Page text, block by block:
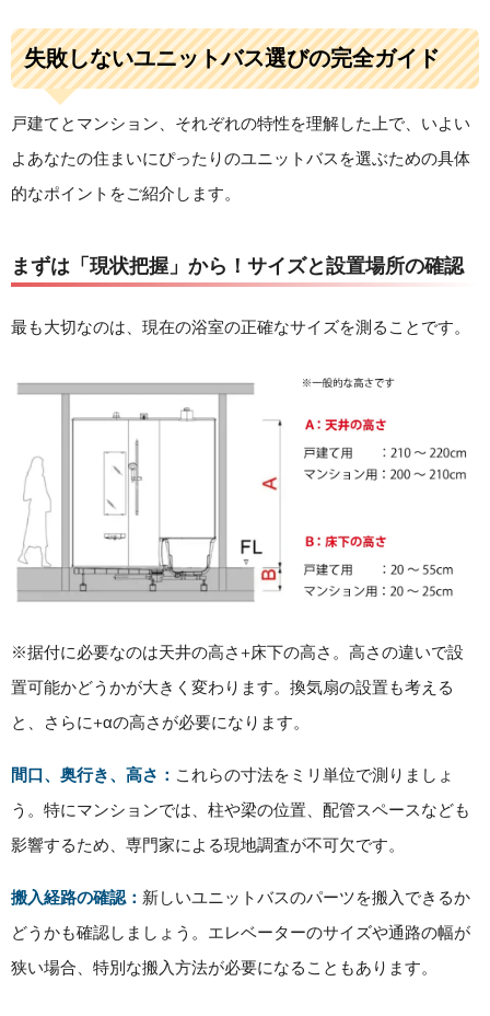
失敗しないユニットバス選びの完全ガイド
戸建てとマンション、それぞれの特性を理解した上で、いよい
よあなたの住まいにぴったりのユニットバスを選ぶための具体
的なポイントをご紹介します。
まずは「現状把握」から！サイズと設置場所の確認
最も大切なのは、現在の浴室の正確なサイズを測ることです。
※据付に必要なのは天井の高さ+床下の高さ。高さの違いで設
置可能かどうかが大きく変わります。換気扇の設置も考える
と、さらに+αの高さが必要になります。
間口、奥行き、高さ： これらの寸法をミリ単位で測りましょ
う。特にマンションでは、柱や梁の位置、配管スペースなども
影響するため、専門家による現地調査が不可欠です。
搬入経路の確認： 新しいユニットバスのパーツを搬入できるか
どうかも確認しましょう。エレベーターのサイズや通路の幅が
狭い場合、特別な搬入方法が必要になることもあります。